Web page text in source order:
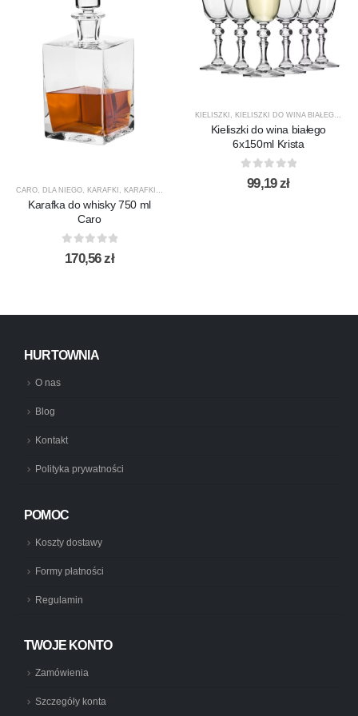
CARO DLA NIEGO KARAFKI KARAFKI DO WHISKY KROSNO GLASS,PREZENTY
Karafka do whisky 750 ml
Caro
0out of 5
170,56zł
KIELISZKI , KIELISZKI DO WINA BIAŁEGO ,
Kieliszki do wina białego
6x150ml Krista
out of 5
99,19zł
HURTOWNIA
O nas
Blog
Kontakt
Polityka prywatności
POMOC
Koszty dostawy
Formy płatności
Regulamin
TWOJE KONTO
Zamówienia
Szczegóły konta